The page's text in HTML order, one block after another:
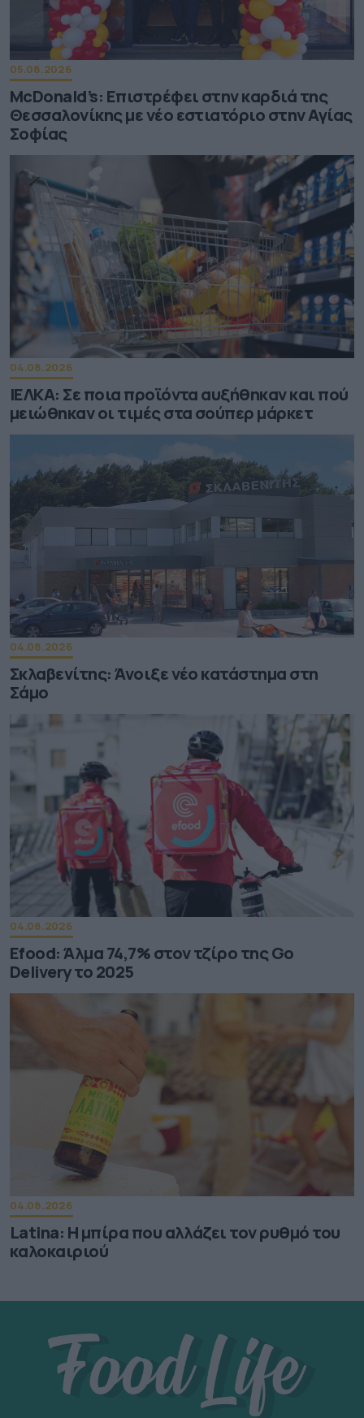
05.08.2026
McDonald’s: Επιστρέφει στην καρδιά της
Θεσσαλονίκης με νέο εστιατόριο στην Αγίας
Σοφίας
04.08.2026
ΙΕΛΚΑ: Σε ποια προϊόντα αυξήθηκαν και πού
μειώθηκαν οι τιμές στα σούπερ μάρκετ
04.08.2026
Σκλαβενίτης: Άνοιξε νέο κατάστημα στη
Σάμο
04.08.2026
Efood: Άλμα 74,7% στον τζίρο της Go
Delivery το 2025
04.08.2026
Latina: Η μπίρα που αλλάζει τον ρυθμό του
καλοκαιριού